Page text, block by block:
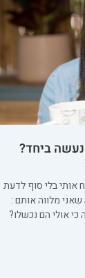
נעשה ביחד?
אותי בלי סוף לדעת
שאני מלווה אותם :
כי אולי הם נכשלו?